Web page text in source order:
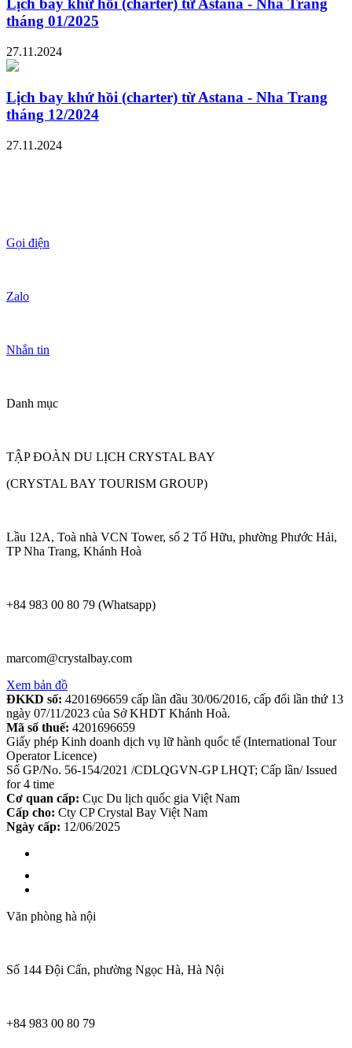
Lịch bay khứ hồi (charter) từ Astana - Nha Trang
tháng 01/2025
27.11.2024
Lịch bay khứ hồi (charter) từ Astana - Nha Trang
tháng 12/2024
27.11.2024
Gọi điện
Zalo
Nhắn tin
Danh mục
TẬP ĐOÀN DU LỊCH CRYSTAL BAY
(CRYSTAL BAY TOURISM GROUP)
Lầu 12A, Toà nhà VCN Tower, số 2 Tố Hữu, phường Phước Hải,
TP Nha Trang, Khánh Hoà
+84 983 00 80 79 (Whatsapp)
marcom@crystalbay.com
Xem bản đồ
ĐKKD số: 4201696659 cấp lần đầu 30/06/2016, cấp đổi lần thứ 13
ngày 07/11/2023 của Sở KHDT Khánh Hoà.
Mã số thuế: 4201696659
Giấy phép Kinh doanh dịch vụ lữ hành quốc tế (International Tour
Operator Licence)
Số GP/No. 56-154/2021 /CDLQGVN-GP LHQT; Cấp lần/ Issued
for 4 time
Cơ quan cấp: Cục Du lịch quốc gia Việt Nam
Cấp cho: Cty CP Crystal Bay Việt Nam
Ngày cấp: 12/06/2025
Văn phòng hà nội
Số 144 Đội Cấn, phường Ngọc Hà, Hà Nội
+84 983 00 80 79